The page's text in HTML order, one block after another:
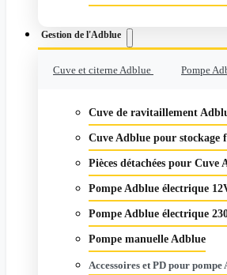
Gestion de l'Adblue
Cuve et citerne Adblue Pompe
Cuve de ravitaillement
Cuve Adblue pour stockage
Pièces détachées pour Cuve
Pompe Adblue électrique
Pompe Adblue électrique
Pompe manuelle Adblue
Accessoires et PD pour pompe